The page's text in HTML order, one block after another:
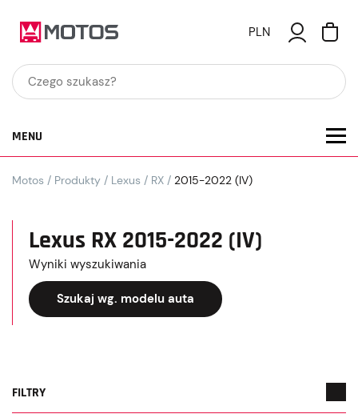
PLN
MENU
Motos / Produkty / Lexus / RX / 2015-2022 (IV)
Lexus RX 2015-2022 (IV)
Wyniki wyszukiwania
Szukaj wg. modelu auta
FILTRY